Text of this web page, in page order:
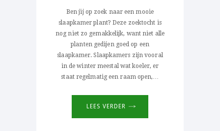
Ben jij op zoek naar een mooie
slaapkamer plant? Deze zoektocht is
nog niet zo gemakkelijk, want niet alle
planten gedijen goed op een
slaapkamer. Slaapkamers zijn vooral
in de winter meestal wat koeler, er
staat regelmatig een raam open,…
LEES VERDER